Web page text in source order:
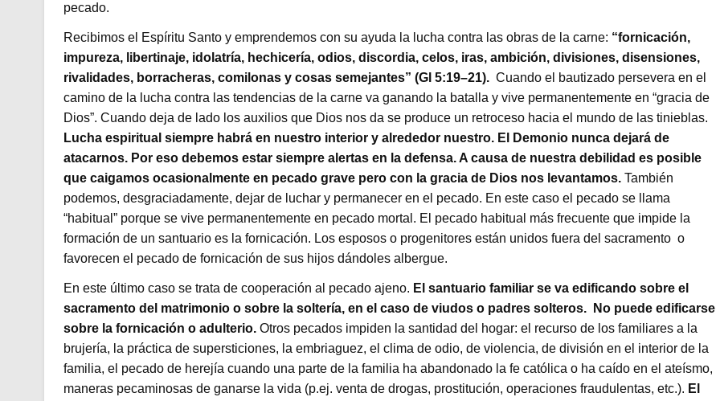
pecado.
Recibimos el Espíritu Santo y emprendemos con su ayuda la lucha contra las obras de la carne: “fornicación,
impureza, libertinaje, idolatría, hechicería, odios, discordia, celos, iras, ambición, divisiones, disensiones,
rivalidades, borracheras, comilonas y cosas semejantes” (Gl 5:19–21).Cuando el bautizado persevera en el
camino de la lucha contra las tendencias de la carne va ganando la batalla y vive permanentemente en “gracia de
Dios”. Cuando deja de lado los auxilios que Dios nos da se produce un retroceso hacia el mundo de las tinieblas.
Lucha espiritual siempre habrá en nuestro interior y alrededor nuestro. El Demonio nunca dejará de
atacarnos. Por eso debemos estar siempre alertas en la defensa. A causa de nuestra debilidad es posible
que caigamos ocasionalmente en pecado grave pero con la gracia de Dios nos levantamos.También
podemos, desgraciadamente, dejar de luchar y permanecer en el pecado. En este caso el pecado se llama
“habitual” porque se vive permanentemente en pecado mortal. El pecado habitual más frecuente que impide la
formación de un santuario es la fornicación. Los esposos o progenitores están unidos fuera del sacramento o
favorecen el pecado de fornicación de sus hijos dándoles albergue.
En este último caso se trata de cooperación al pecado ajeno. El santuario familiar se va edificando sobre el
sacramento del matrimonio o sobre la soltería, en el caso de viudos o padres solteros. No puede edificarse
sobre la fornicación o adulterio. Otros pecados impiden la santidad del hogar: el recurso de los familiares a la
brujería, la práctica de supersticiones, la embriaguez, el clima de odio, de violencia, de división en el interior de la
familia, el pecado de herejía cuando una parte de la familia ha abandonado la fe católica o ha caído en el ateísmo,
maneras pecaminosas de ganarse la vida (p.ej. venta de drogas, prostitución, operaciones fraudulentas, etc.). El